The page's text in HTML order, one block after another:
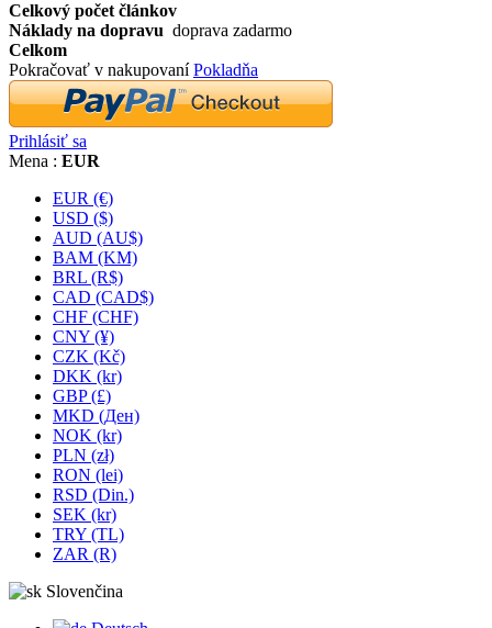
Celkový počet článkov
Náklady na dopravu doprava zadarmo
Celkom
Pokračovať v nakupovaníPokladňa
Prihlásiť sa
Mena : EUR
EUR (€)
USD ($)
AUD (AU$)
BAM (KM)
BRL (R$)
CAD (CAD$)
CHF (CHF)
CNY (¥)
CZK (Kč)
DKK (kr)
GBP (£)
MKD (Ден)
NOK (kr)
PLN (zł)
RON (lei)
RSD (Din.)
SEK (kr)
TRY (TL)
ZAR (R)
Slovenčina